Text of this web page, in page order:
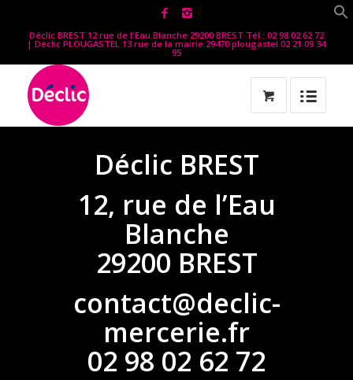
Déclic BREST 12 rue de l'Eau Blanche 29200 BREST Tél : 02 98 02 62 72
| Declic PLOUGASTEL 13 rue de la mairie 29470 plougastel 02 21 09 34
95
Déclic BREST
12, rue de l’Eau
Blanche
29200 BREST
contact@declic-
mercerie.fr
02 98 02 62 72